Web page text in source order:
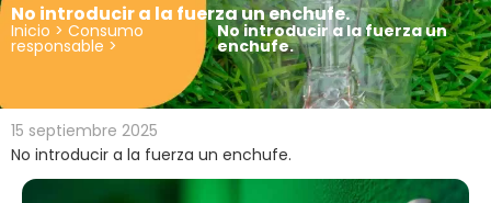
No introducir a la fuerza un enchufe.
Inicio > Consumo
responsable >
No introducir a la fuerza un
enchufe.
15 septiembre 2025
No introducir a la fuerza un enchufe.